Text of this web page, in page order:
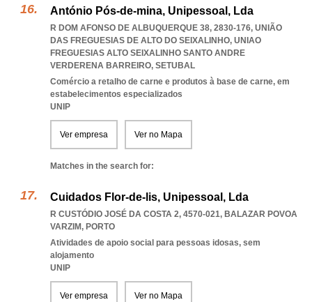
António Pós-de-mina, Unipessoal, Lda
R DOM AFONSO DE ALBUQUERQUE 38, 2830-176, UNIÃO
DAS FREGUESIAS DE ALTO DO SEIXALINHO, UNIAO
FREGUESIAS ALTO SEIXALINHO SANTO ANDRE
VERDERENA BARREIRO, SETUBAL
Comércio a retalho de carne e produtos à base de carne, em
estabelecimentos especializados
UNIP
Ver empresa Ver no Mapa
Matches in the search for:
Cuidados Flor-de-lis, Unipessoal, Lda
R CUSTÓDIO JOSÉ DA COSTA 2, 4570-021, BALAZAR POVOA
VARZIM, PORTO
Atividades de apoio social para pessoas idosas, sem
alojamento
UNIP
Ver empresa Ver no Mapa